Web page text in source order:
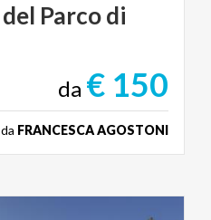
del Parcodi
da € 150
da FRANCESCA AGOSTONI